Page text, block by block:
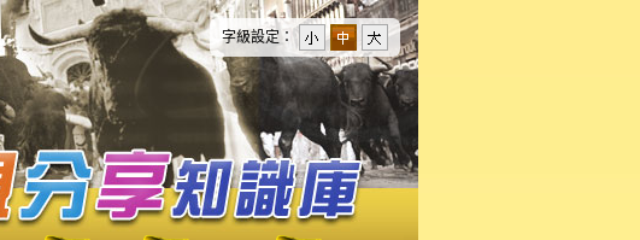
字級設定：